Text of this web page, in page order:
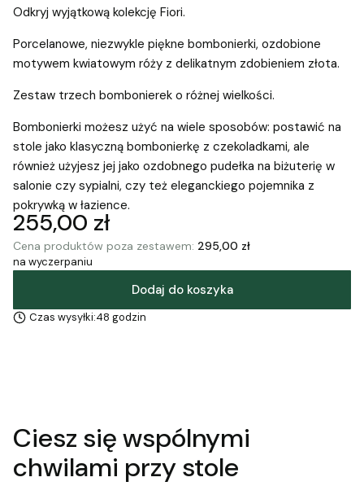
Cena
255,00 zł
Cena produktów poza zestawem: 295,00 zł
Odkryj wyjątkową kolekcję Fiori.
Porcelanowe, niezwykle piękne bombonierki, ozdobione
motywem kwiatowym róży z delikatnym zdobieniem złota.
Zestaw trzech bombonierek o różnej wielkości.
Bombonierki możesz użyć na wiele sposobów: postawić na
stole jako klasyczną bombonierkę z czekoladkami, ale
również użyjesz jej jako ozdobnego pudełka na biżuterię w
salonie czy sypialni, czy też eleganckiego pojemnika z
pokrywką w łazience.
na wyczerpaniu
Dodaj do koszyka
Czas wysyłki:48 godzin
Ciesz się wspólnymi
chwilami przy stole